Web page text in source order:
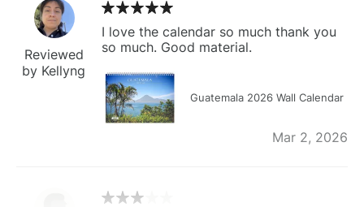
Reviewed
by Kellyng
I love the calendar so much thank you
so much. Good material.
Guatemala 2026 Wall Calendar
Mar 2, 2026